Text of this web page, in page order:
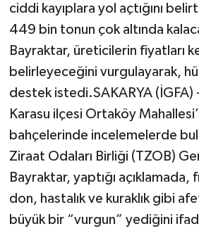
ciddi kayıplara yol açtığını
449 bin tonun çok altında
Bayraktar, üreticilerin fiyatları
belirleyeceğini vurgulayarak,
destek istedi.SAKARYA (İGFA) -
Karasu ilçesi Ortaköy
bahçelerinde incelemelerde
Ziraat Odaları Birliği (TZOB)
Bayraktar, yaptığı açıklamada,
don, hastalık ve kuraklık gibi
büyük bir “vurgun” yediğini